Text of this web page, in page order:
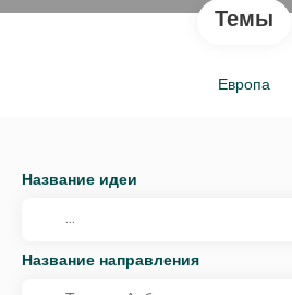
Темы
Европа
Название идеи
Название направления